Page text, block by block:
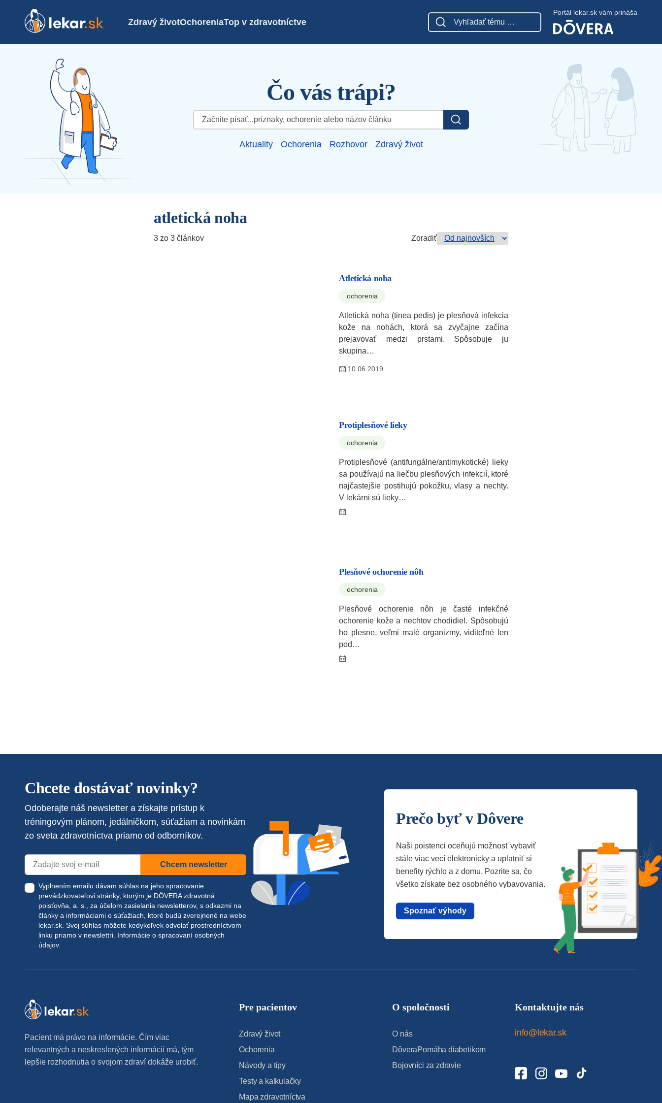
Zdravý životOchoreniaTop v zdravotníctve
Portál lekar.sk vám prináša
Čo vás trápi?
Hľadať:
Aktuality Ochorenia Rozhovor Zdravý život
atletická noha
3 zo 3 článkov Zoradiť
Atletická noha
ochorenia
Atletická noha (tinea pedis) je plesňová infekcia
kože na nohách, ktorá sa zvyčajne začína
prejavovať medzi prstami. Spôsobuje ju
skupina…
10.06.2019
Protiplesňové lieky
ochorenia
Protiplesňové (antifungálne/antimykotické) lieky
sa používajú na liečbu plesňových infekcií, ktoré
najčastejšie postihujú pokožku, vlasy a nechty.
V lekárni sú lieky…
Plesňové ochorenie nôh
ochorenia
Plesňové ochorenie nôh je časté infekčné
ochorenie kože a nechtov chodidiel. Spôsobujú
ho plesne, veľmi malé organizmy, viditeľné len
pod…
Chcete dostávať novinky?
Odoberajte náš newsletter a získajte prístup k
tréningovým plánom, jedálničkom, súťažiam a novinkám
zo sveta zdravotníctva priamo od odborníkov.
Chcem newsletter
Vyplnením emailu dávam súhlas na jeho spracovanie
prevádzkovateľovi stránky, ktorým je DÔVERA zdravotná
poisťovňa, a. s., za účelom zasielania newsletterov, s odkazmi na
články a informáciami o súťažiach, ktoré budú zverejnené na webe
lekar.sk . Svoj súhlas môžete kedykoľvek odvolať prostredníctvom
linku priamo v newslettri. Informácie o spracovaní osobných
údajov.
Prečo byť v Dôvere
Naši poistenci oceňujú možnosť vybaviť
stále viac vecí elektronicky a uplatniť si
benefity rýchlo a z domu. Pozrite sa, čo
všetko získate bez osobného vybavovania.
Spoznať výhody
Pacient má právo na informácie. Čím viac
relevantných a neskreslených informácií má, tým
lepšie rozhodnutia o svojom zdraví dokáže urobiť.
Pre pacientov
Zdravý život
Ochorenia
Návody a tipy
Testy a kalkulačky
Mapa zdravotníctva
O spoločnosti
O nás
DôveraPomáha diabetikom
Bojovníci za zdravie
Kontaktujte nás
info@lekar.sk